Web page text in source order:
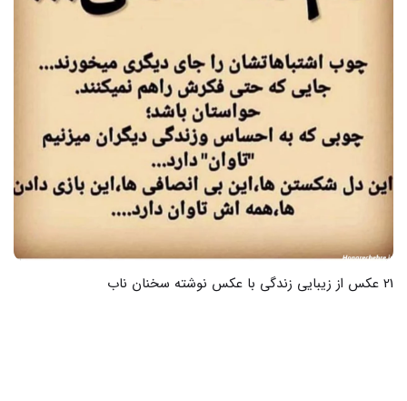
18 عکس های ناب از ترکیه که روح شما را تازه می کنند